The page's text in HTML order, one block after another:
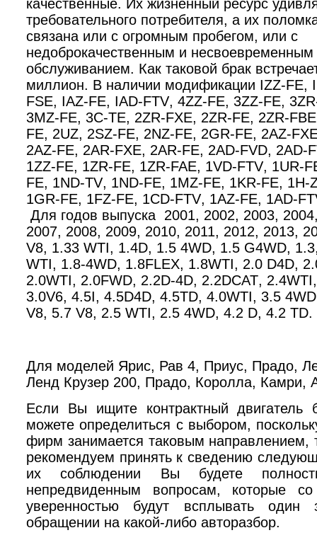
качественные. Их жизненный ресурс
требовательного потребителя, а их
связана или с огромным пробегом, или с
недоброкачественным и несвоевременным
обслуживанием. Как таковой брак
миллион. В наличии модификации IZZ-FE,
FSE, IAZ-FE, IAD-FTV, 4ZZ-FE, 3ZZ-FE, 3ZR
3MZ-FE, 3C-TE, 2ZR-FXE, 2ZR-FE, 2ZR-FBE
FE, 2UZ, 2SZ-FE, 2NZ-FE, 2GR-FE, 2AZ-
2AZ-FE, 2AR-FXE, 2AR-FE, 2AD-FVD, 2AD-
1ZZ-FE, 1ZR-FE, 1ZR-FAE, 1VD-FTV, 1UR-
FE, 1ND-TV, 1ND-FE, 1MZ-FE, 1KR-FE, 1H-
1GR-FE, 1FZ-FE, 1CD-FTV, 1AZ-FE, 1AD-
Для годов выпуска 2001, 2002, 2003,
2007, 2008, 2009, 2010, 2011, 2012, 2013,
V8, 1.33 WTI, 1.4D, 1.5 4WD, 1.5 G4WD,
WTI, 1.8-4WD, 1.8FLEX, 1.8WTI, 2.0 D4D,
2.0WTI, 2.0FWD, 2.2D-4D, 2.2DCAT, 2.4WTI
3.0V6, 4.5I, 4.5D4D, 4.5TD, 4.0WTI, 3.5 4WD
V8, 5.7 V8, 2.5 WTI, 2.5 4WD, 4.2 D, 4.2 TD.
Для моделей Ярис, Рав 4, Приус, Прадо,
Ленд Крузер 200, Прадо, Королла, Камри,
Если Вы ищите контрактный двигатель
можете определиться с выбором,
фирм занимается таковым направлением,
рекомендуем принять к сведению
их соблюдении Вы будете
непредвиденным вопросам, которые со
уверенностью будут всплывать
обращении на какой-либо авторазбор.